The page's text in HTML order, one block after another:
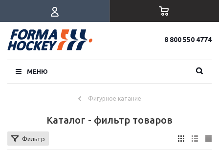
8 800 550 4774
МЕНЮ
Фигурное катание
Каталог - фильтр товаров
Фильтр